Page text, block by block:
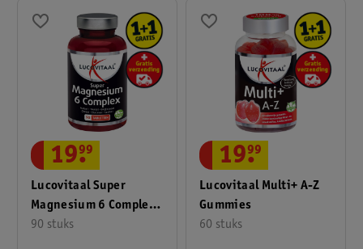
Lucovitaal Super
Magnesium 6 Complex
Tabletten
90 stuks
19.
99
Lucovitaal Multi+ A-Z
Gummies
60 stuks
19.
99